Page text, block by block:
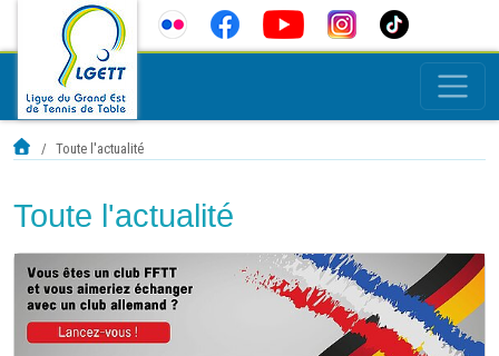
Toute l'actualité
Toute l'actualité